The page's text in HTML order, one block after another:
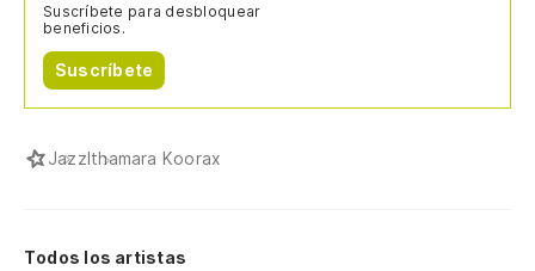
Suscríbete para desbloquear
beneficios.
Suscríbete
JazzIthamara Koorax
Todos los artistas